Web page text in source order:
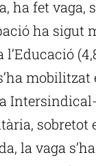
ha fet vaga,
ha sigut
l’Educació
mobilitzat
Intersindical-
la vaga